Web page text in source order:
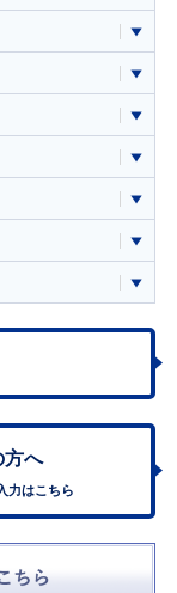
方へ
力はこちら